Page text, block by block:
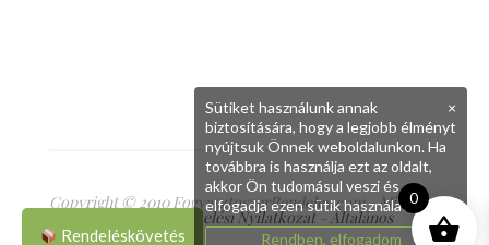
Copyright © 2010 FogyasztoszerRendeles.com - Minden
Adatkezelési Nyilatkozat-Általános
Szerződési Feltételek
Rendeléskövetés
0
×
Sütiket használunk annak
biztosítására, hogy a legjobb élményt
nyújtsuk Önnek weboldalunkon. Ha
továbbra is használja ezt az oldalt,
akkor Ön tudomásul veszi és
elfogadja ezen sütik használatát.
Rendben, elfogadom